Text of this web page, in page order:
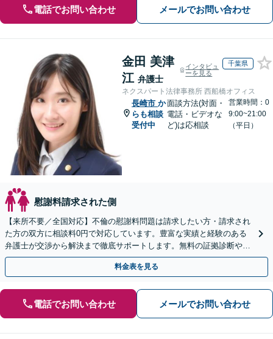
電話でお問い合わせ メールでお問い合わせ
金田 美津
江 弁護士
インタビュ
ーを見る
千葉県
ネクスパート法律事務所 西船橋オフィス
長崎市 か
らも相談
受付中
面談方法(対面・
電話・ビデオな
ど)は応相談
営業時間：0
9:00~21:00
（平日）
慰謝料請求された側
【来所不要／全国対応】不倫の慰謝料問題は請求したい方・請求され
た方の双方に相談料0円で対応しています。豊富な実績と経験のある
弁護士が交渉から解決まで徹底サポートします。無料の証拠診断や着
手金の返還保証もありますので安心してご相談ください。
料金表を見る
電話でお問い合わせ メールでお問い合わせ